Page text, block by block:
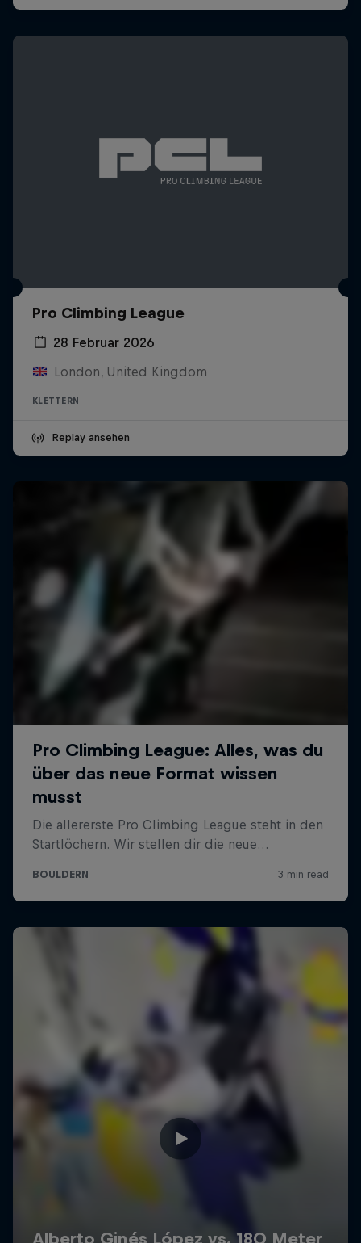
Pro Climbing League
28 Februar 2026
London, United Kingdom
KLETTERN
Replay ansehen